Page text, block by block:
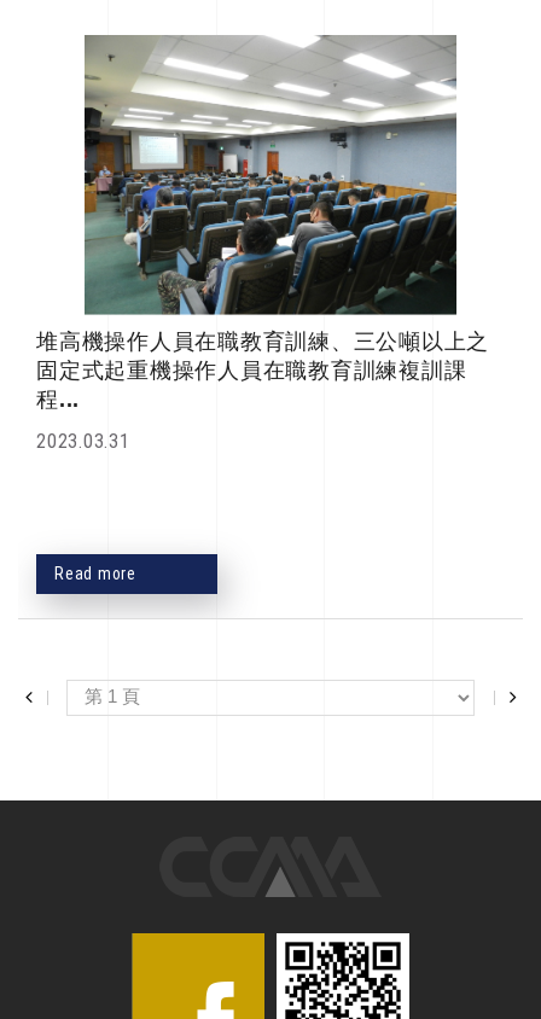
堆高機操作人員在職教育訓練、三公噸以上之
固定式起重機操作人員在職教育訓練複訓課
程...
2023.03.31
Read more